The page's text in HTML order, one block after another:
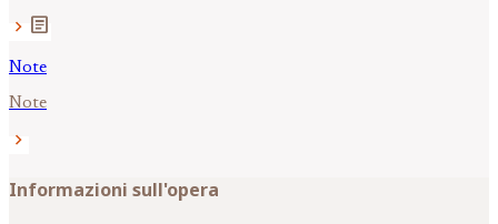
chevron_right article
Note
Note
chevron_right
Informazioni sull'opera